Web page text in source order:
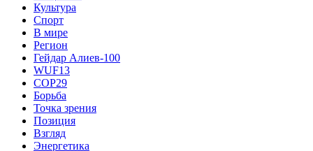
Культура
Спорт
В мире
Регион
Гейдар Алиев-100
WUF13
COP29
Борьба
Точка зрения
Позиция
Взгляд
Энергетика